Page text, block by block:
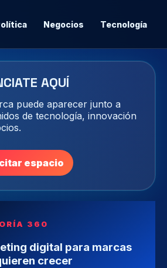
Negocios Tecnología
AQUÍ
puede aparecer junto a
de tecnología, innovación
espacio
360
digital para marcas
crecer